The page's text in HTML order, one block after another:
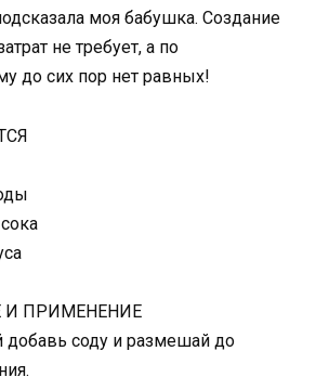
моя бабушка. Создание
не требует, а по
до сих пор нет равных!
И ПРИМЕНЕНИЕ
добавь соду и размешай до